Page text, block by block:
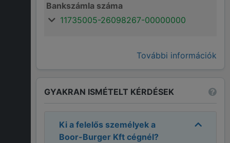
Bankszámla száma
11735005-26098267-00000000
További információk
GYAKRAN ISMÉTELT KÉRDÉSEK
Ki a felelős személyek a
Boor-Burger Kft cégnél?